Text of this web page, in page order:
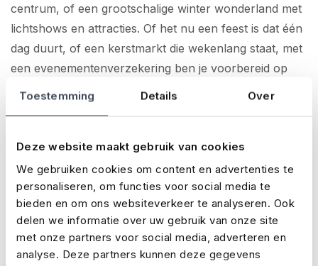
Toestemming Details Over
Deze website maakt gebruik van cookies
We gebruiken cookies om content en advertenties te
personaliseren, om functies voor social media te
bieden en om ons websiteverkeer te analyseren. Ook
delen we informatie over uw gebruik van onze site
met onze partners voor social media, adverteren en
analyse. Deze partners kunnen deze gegevens
centrum, of een grootschalige winter wonderland met
lichtshows en attracties. Of het nu een feest is dat één
dag duurt, of een kerstmarkt die wekenlang staat, met
een evenementenverzekering ben je voorbereid op
onverwachte situaties gedurende de hele looptijd van
Wat dekt onze verzekering voor kerstmarkten en -
evenementen?
Afhankelijk van jouw wensen en de aard van het
evenement biedt onze verzekering onder andere
dekking voor:
Annulering: bijvoorbeeld door extreme